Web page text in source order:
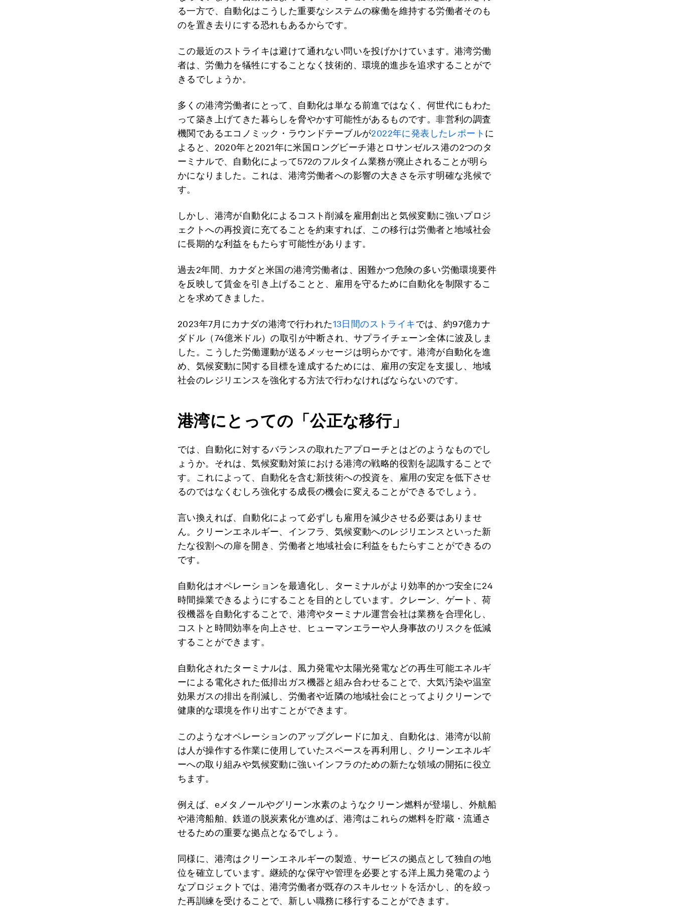
る一方で、自動化はこうした重要なシステムの稼働を維持する労働者そのも
のを置き去りにする恐れもあるからです。
この最近のストライキは避けて通れない問いを投げかけています。港湾労働
者は、労働力を犠牲にすることなく技術的、環境的進歩を追求することがで
きるでしょうか。
多くの港湾労働者にとって、自動化は単なる前進ではなく、何世代にもわた
って築き上げてきた暮らしを脅やかす可能性があるものです。非営利の調査
機関であるエコノミック・ラウンドテーブルが2022年に発表したレポート に
よると、2020年と2021年に米国ロングビーチ港とロサンゼルス港の2つのタ
ーミナルで、自動化によって572のフルタイム業務が廃止されることが明ら
かになりました。これは、港湾労働者への影響の大きさを示す明確な兆候で
す。
しかし、港湾が自動化によるコスト削減を雇用創出と気候変動に強いプロジ
ェクトへの再投資に充てることを約束すれば、この移行は労働者と地域社会
に長期的な利益をもたらす可能性があります。
過去2年間、カナダと米国の港湾労働者は、困難かつ危険の多い労働環境要件
を反映して賃金を引き上げることと、雇用を守るために自動化を制限するこ
とを求めてきました。
2023年7月にカナダの港湾で行われた13日間のストライキでは、約97億カナ
ダドル（74億米ドル）の取引が中断され、サプライチェーン全体に波及しま
した。こうした労働運動が送るメッセージは明らかです。港湾が自動化を進
め、気候変動に関する目標を達成するためには、雇用の安定を支援し、地域
社会のレジリエンスを強化する方法で行わなければならないのです。
港湾にとっての「公正な移行」
では、自動化に対するバランスの取れたアプローチとはどのようなものでし
ょうか。それは、気候変動対策における港湾の戦略的役割を認識することで
す。これによって、自動化を含む新技術への投資を、雇用の安定を低下させ
るのではなくむしろ強化する成長の機会に変えることができるでしょう。
言い換えれば、自動化によって必ずしも雇用を減少させる必要はありませ
ん。クリーンエネルギー、インフラ、気候変動へのレジリエンスといった新
たな役割への扉を開き、労働者と地域社会に利益をもたらすことができるの
です。
自動化はオペレーションを最適化し、ターミナルがより効率的かつ安全に24
時間操業できるようにすることを目的としています。クレーン、ゲート、荷
役機器を自動化することで、港湾やターミナル運営会社は業務を合理化し、
コストと時間効率を向上させ、ヒューマンエラーや人身事故のリスクを低減
することができます。
自動化されたターミナルは、風力発電や太陽光発電などの再生可能エネルギ
ーによる電化された低排出ガス機器と組み合わせることで、大気汚染や温室
効果ガスの排出を削減し、労働者や近隣の地域社会にとってよりクリーンで
健康的な環境を作り出すことができます。
このようなオペレーションのアップグレードに加え、自動化は、港湾が以前
は人が操作する作業に使用していたスペースを再利用し、クリーンエネルギ
ーへの取り組みや気候変動に強いインフラのための新たな領域の開拓に役立
ちます。
例えば、eメタノールやグリーン水素のようなクリーン燃料が登場し、外航船
や港湾船舶、鉄道の脱炭素化が進めば、港湾はこれらの燃料を貯蔵・流通さ
せるための重要な拠点となるでしょう。
同様に、港湾はクリーンエネルギーの製造、サービスの拠点として独自の地
位を確立しています。継続的な保守や管理を必要とする洋上風力発電のよう
なプロジェクトでは、港湾労働者が既存のスキルセットを活かし、的を絞っ
た再訓練を受けることで、新しい職務に移行することができます。